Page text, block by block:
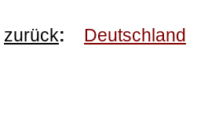
zurück: Deutschland